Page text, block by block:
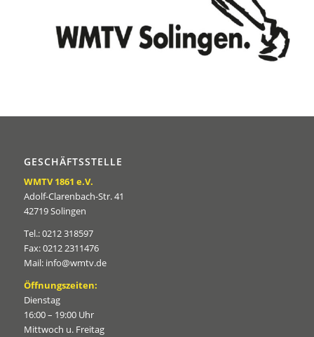
GESCHÄFTSSTELLE
WMTV 1861 e.V.
Adolf-Clarenbach-Str. 41
42719 Solingen
Tel.: 0212 318597
Fax: 0212 2311476
Mail: info@wmtv.de
Öffnungszeiten:
Dienstag
16:00 – 19:00 Uhr
Mittwoch u. Freitag